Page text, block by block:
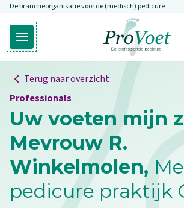
Overslaan en naar de inhoud gaan
De brancheorganisatie voor de (medisch) pedicure
Open hoofdmenu
Ga naar de
Terug naar overzicht
Professionals
Uw voeten mijn
Mevrouw R.
Winkelmolen,
pedicure praktijk